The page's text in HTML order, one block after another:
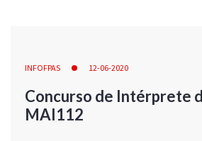
INFOFPAS 12-06-2020
Concurso de Intérprete
MAI112